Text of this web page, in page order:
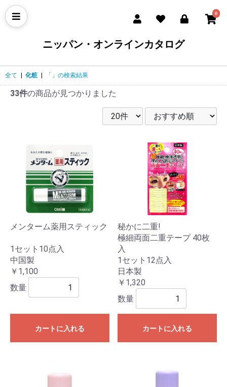
0
ニッパン・オンラインカタログ
全て 化粧 「」の検索結果
33件の商品が見つかりました
メンターム薬用スティック
1セット10点入
中国製
￥1,100
数量
カートに入れる
秘かに二重!
極細両面二重テープ 40枚
入
1セット12点入
日本製
￥1,320
数量
カートに入れる